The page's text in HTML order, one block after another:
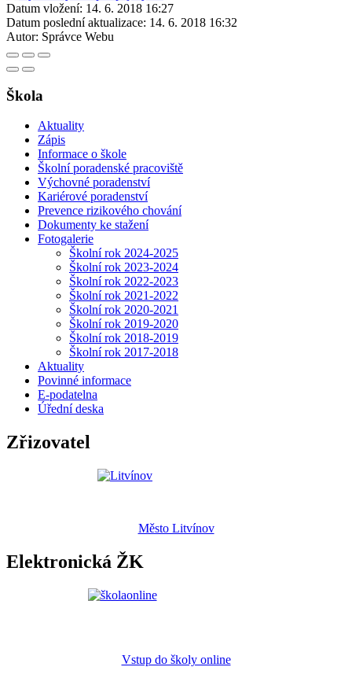
Datum vložení: 14. 6. 2018 16:27
Datum poslední aktualizace: 14. 6. 2018 16:32
Autor: Správce Webu
Škola
Aktuality
Zápis
Informace o škole
Školní poradenské pracoviště
Výchovné poradenství
Kariérové poradenství
Prevence rizikového chování
Dokumenty ke stažení
Fotogalerie
Školní rok 2024-2025
Školní rok 2023-2024
Školní rok 2022-2023
Školní rok 2021-2022
Školní rok 2020-2021
Školní rok 2019-2020
Školní rok 2018-2019
Školní rok 2017-2018
Aktuality
Povinné informace
E-podatelna
Úřední deska
Zřizovatel
Město Litvínov
Elektronická ŽK
Vstup do školy online